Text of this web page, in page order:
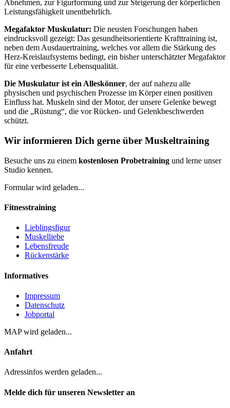
Abnehmen, zur Figurformung und zur Steigerung der körperlichen
Leistungsfähigkeit unentbehrlich.
Megafaktor Muskulatur: Die neusten Forschungen haben
eindrucksvoll gezeigt: Das gesundheitsorientierte Krafttraining ist,
neben dem Ausdauertraining, welches vor allem die Stärkung des
Herz-Kreislaufsystems bedingt, ein bisher unterschätzter Megafaktor
für eine verbesserte Lebensqualität.
Die Muskulatur ist ein Alleskönner, der auf nahezu alle
physischen und psychischen Prozesse im Körper einen positiven
Einfluss hat. Muskeln sind der Motor, der unsere Gelenke bewegt
und die „Rüstung“, die vor Rücken- und Gelenkbeschwerden
schützt.
Wir informieren Dich gerne über Muskeltraining
Besuche uns zu einem kostenlosen Probetraining und lerne unser
Studio kennen.
Formular wird geladen...
Fitnesstraining
Lieblingsfigur
Muskelliebe
Lebensfreude
Rückenstärke
Informatives
Impressum
Datenschutz
Jobportal
MAP wird geladen...
Anfahrt
Adressinfos werden geladen...
Melde dich für unseren Newsletter an